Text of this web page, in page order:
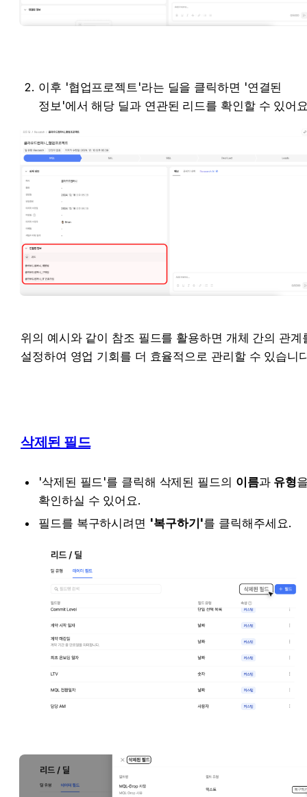
이후 '협업프로젝트'라는 딜을 클릭하면 '연결된
위의 예시와 같이 참조 필드를 활용하면 개체 간의 관계
삭제된 필드
'삭제된 필드'를 클릭해 삭제된 필드의 이름과 유형
확인하실 수 있어요.
필드를 복구하시려면 '복구하기'를 클릭해주세요.